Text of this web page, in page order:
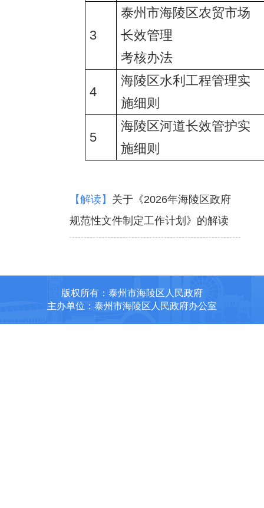
3
泰州市海陵区农贸市场
长效管理
考核办法
4
海陵区水利工程管理实
施细则
5
海陵区河道长效管护实
施细则
【解读】 关于《2026年海陵区政府
规范性文件制定工作计划》的解读
版权所有：泰州市海陵区人民政府
主办单位：泰州市海陵区人民政府办公室